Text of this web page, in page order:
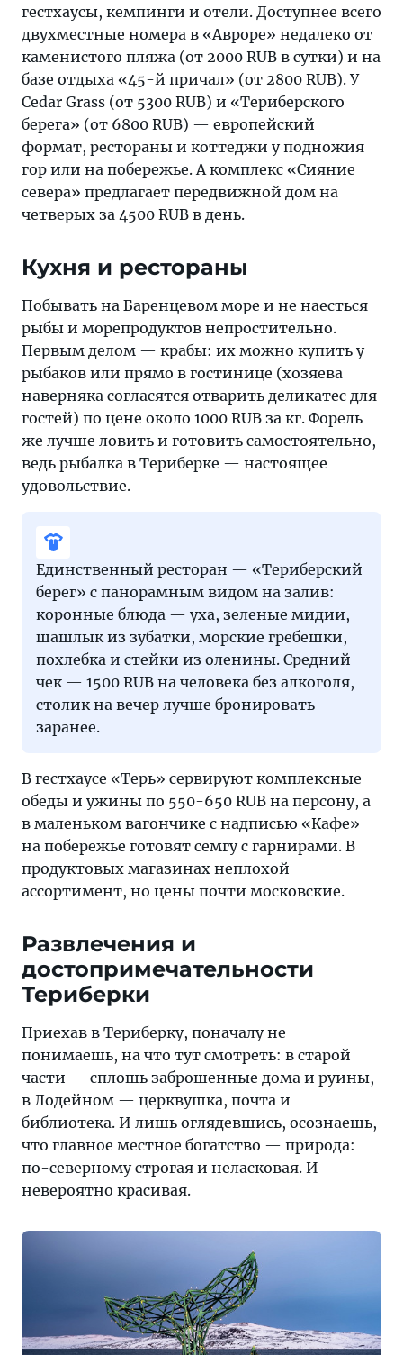
гестхаусы, кемпинги и отели. Доступнее всего
двухместные номера в «Авроре» недалеко от
каменистого пляжа (от 2000 RUB в сутки) и на
базе отдыха «45-й причал» (от 2800 RUB). У
Cedar Grass (от 5300 RUB) и «Териберского
берега» (от 6800 RUB) — европейский
формат, рестораны и коттеджи у подножия
гор или на побережье. А комплекс «Сияние
севера» предлагает передвижной дом на
четверых за 4500 RUB в день.
Кухня и рестораны
Побывать на Баренцевом море и не наесться
рыбы и морепродуктов непростительно.
Первым делом — крабы: их можно купить у
рыбаков или прямо в гостинице (хозяева
наверняка согласятся отварить деликатес для
гостей) по цене около 1000 RUB за кг. Форель
же лучше ловить и готовить самостоятельно,
ведь рыбалка в Териберке — настоящее
удовольствие.
Единственный ресторан — «Териберский
берег» с панорамным видом на залив:
коронные блюда — уха, зеленые мидии,
шашлык из зубатки, морские гребешки,
похлебка и стейки из оленины. Средний
чек — 1500 RUB на человека без алкоголя,
столик на вечер лучше бронировать
заранее.
В гестхаусе «Терь» сервируют комплексные
обеды и ужины по 550-650 RUB на персону, а
в маленьком вагончике с надписью «Кафе»
на побережье готовят семгу с гарнирами. В
продуктовых магазинах неплохой
ассортимент, но цены почти московские.
Развлечения и
достопримечательности
Териберки
Приехав в Териберку, поначалу не
понимаешь, на что тут смотреть: в старой
части — сплошь заброшенные дома и руины,
в Лодейном — церквушка, почта и
библиотека. И лишь оглядевшись, осознаешь,
что главное местное богатство — природа:
по-северному строгая и неласковая. И
невероятно красивая.